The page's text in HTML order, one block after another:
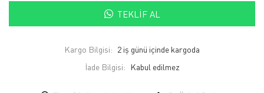
TEKLIF AL
Kargo Bilgisi: 2 iş günü içinde kargoda
İade Bilgisi: